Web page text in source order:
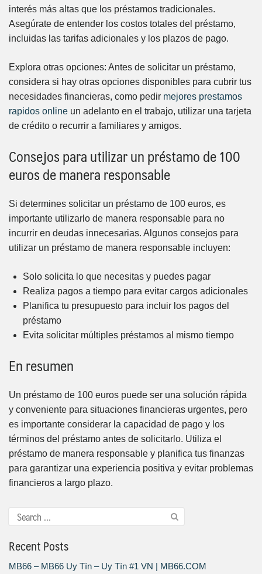
interés más altas que los préstamos tradicionales.
Asegúrate de entender los costos totales del préstamo,
incluidas las tarifas adicionales y los plazos de pago.
Explora otras opciones: Antes de solicitar un préstamo,
considera si hay otras opciones disponibles para cubrir tus
necesidades financieras, como pedir mejores prestamos
rapidos online un adelanto en el trabajo, utilizar una tarjeta
de crédito o recurrir a familiares y amigos.
Consejos para utilizar un préstamo de 100
euros de manera responsable
Si determines solicitar un préstamo de 100 euros, es
importante utilizarlo de manera responsable para no
incurrir en deudas innecesarias. Algunos consejos para
utilizar un préstamo de manera responsable incluyen:
Solo solicita lo que necesitas y puedes pagar
Realiza pagos a tiempo para evitar cargos adicionales
Planifica tu presupuesto para incluir los pagos del
préstamo
Evita solicitar múltiples préstamos al mismo tiempo
En resumen
Un préstamo de 100 euros puede ser una solución rápida
y conveniente para situaciones financieras urgentes, pero
es importante considerar la capacidad de pago y los
términos del préstamo antes de solicitarlo. Utiliza el
préstamo de manera responsable y planifica tus finanzas
para garantizar una experiencia positiva y evitar problemas
financieros a largo plazo.
Recent Posts
MB66 – MB66 Uy Tín – Uy Tín #1 VN | MB66.COM